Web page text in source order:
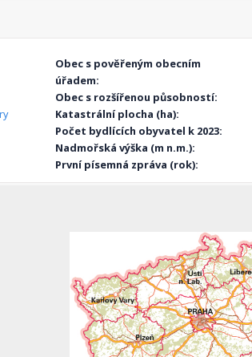
Obec s pověřeným obecním
úřadem:
Obec s rozšířenou působností:
Katastrální plocha (ha):
Počet bydlících obyvatel k 2023:
Nadmořská výška (m n.m.):
První písemná zpráva (rok):